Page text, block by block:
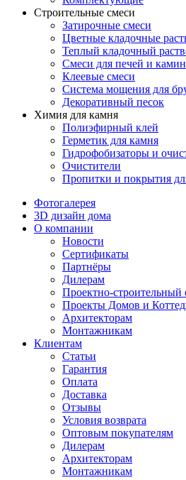
Строительные смеси
Затирочные смеси
Цветные кладочные
Теплый кладочный
Смеси для печей и
Клеевые смеси
Система мощения для
Декоративный песок
Химия для камня
Полиэфирный клей
Герметик для камня
Гидрофобизаторы и
Очистители
Пропитки и покрытия
Фотогалерея
3D дизайн дома
О компании
Новости
Сертификаты
Партнёры
Дилерам
Проектно-
Проекты Домов и
Архитекторам
Монтажникам
Клиентам
Статьи
Гарантия
Оплата
Доставка
Отзывы
Условия возврата
Оптовым покупателям
Дилерам
Архитекторам
Монтажникам